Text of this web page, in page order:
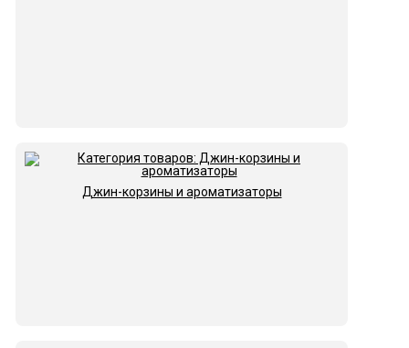
Джин-корзины и ароматизаторы